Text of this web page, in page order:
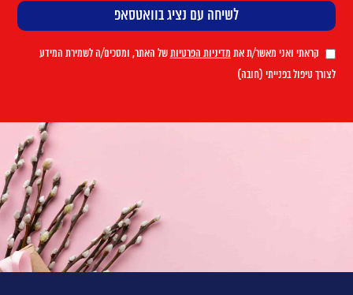
קראתי ואני מאשר/ת את מדיניות הפרטיותשל האתר, ומסכים/ה לשמירת המידע
לצורך טיפול בפנייתי (חובה)